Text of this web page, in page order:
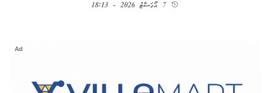
7 އޯގަސްޓު 2026 - 18:13
Ad